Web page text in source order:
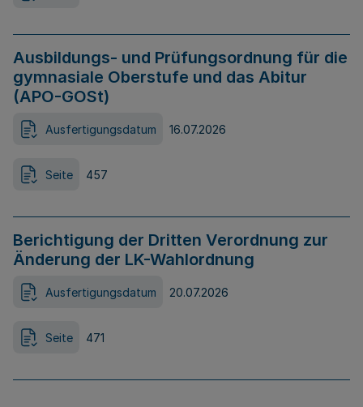
Ausbildungs- und Prüfungsordnung für die
gymnasiale Oberstufe und das Abitur
(APO-GOSt)
Ausfertigungsdatum 16.07.2026
Seite 457
Berichtigung der Dritten Verordnung zur
Änderung der LK-Wahlordnung
Ausfertigungsdatum 20.07.2026
Seite 471